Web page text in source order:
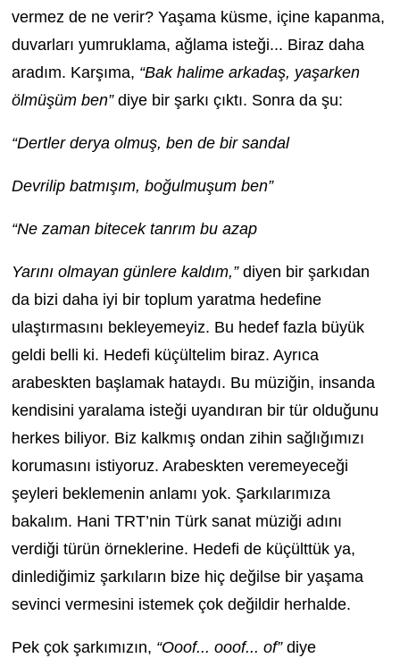
vermez de ne verir? Yaşama küsme, içine kapanma,
duvarları yumruklama, ağlama isteği... Biraz daha
aradım. Karşıma, “Bak halime arkadaş, yaşarken
ölmüşüm ben”diye bir şarkı çıktı. Sonra da şu:
“Dertler derya olmuş, ben de bir sandal
Devrilip batmışım, boğulmuşum ben”
“Ne zaman bitecek tanrım bu azap
Yarını olmayan günlere kaldım,” diyen bir şarkıdan
da bizi daha iyi bir toplum yaratma hedefine
ulaştırmasını bekleyemeyiz. Bu hedef fazla büyük
geldi belli ki. Hedefi küçültelim biraz. Ayrıca
arabeskten başlamak hataydı. Bu müziğin, insanda
kendisini yaralama isteği uyandıran bir tür olduğunu
herkes biliyor. Biz kalkmış ondan zihin sağlığımızı
korumasını istiyoruz. Arabeskten veremeyeceği
şeyleri beklemenin anlamı yok. Şarkılarımıza
bakalım. Hani TRT’nin Türk sanat müziği adını
verdiği türün örneklerine. Hedefi de küçülttük ya,
dinlediğimiz şarkıların bize hiç değilse bir yaşama
sevinci vermesini istemek çok değildir herhalde.
Pek çok şarkımızın, “Ooof... ooof... of”diye